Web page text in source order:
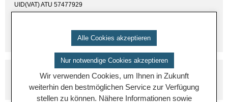
UID(VAT) ATU 57477929
Alle Cookies akzeptieren
Nur notwendige Cookies akzeptieren
Wir verwenden Cookies, um Ihnen in Zukunft
weiterhin den bestmöglichen Service zur Verfügung
stellen zu können. Nähere Informationen sowie